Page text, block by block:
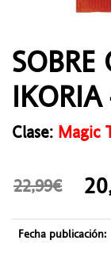
SOBRE
IKORIA
Clase: Magic
22,99€
Fecha publicación: